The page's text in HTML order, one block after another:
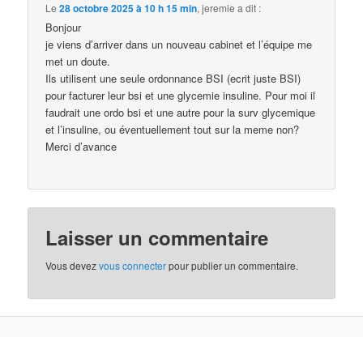
Le28 octobre 2025 à 10 h 15 min,jeremie a dit :
Bonjour
je viens d’arriver dans un nouveau cabinet et l’équipe me
met un doute.
Ils utilisent une seule ordonnance BSI (ecrit juste BSI)
pour facturer leur bsi et une glycemie insuline. Pour moi il
faudrait une ordo bsi et une autre pour la surv glycemique
et l’insuline, ou éventuellement tout sur la meme non?
Merci d’avance
Laisser un commentaire
Vous devezvous connecterpour publier un commentaire.